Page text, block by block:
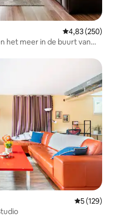
Gemiddelde
4,83 (250)
het meer in de buurt van
5 (129)